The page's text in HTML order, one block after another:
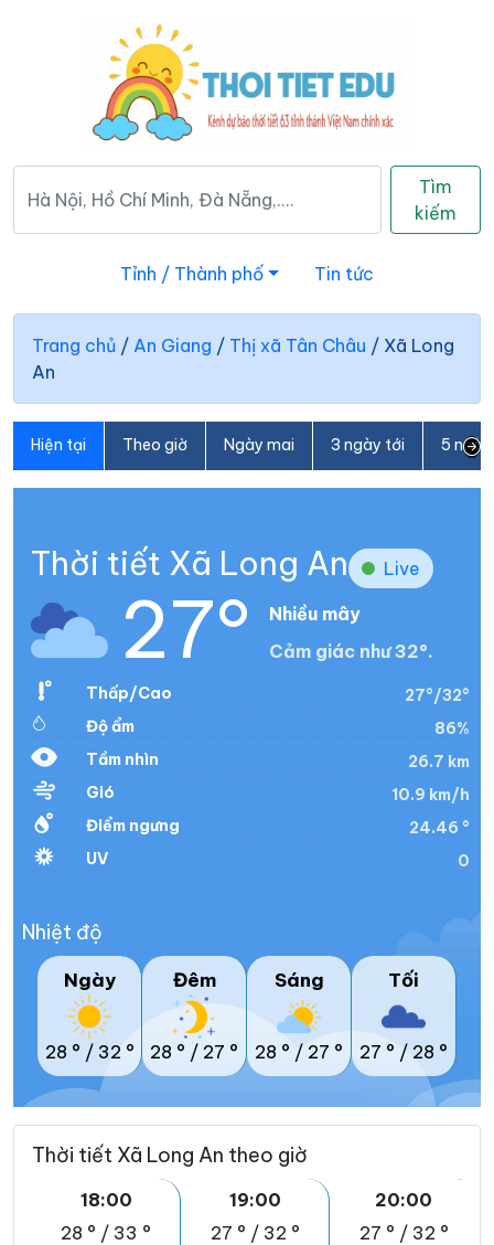
Tìm
kiếm
Tỉnh / Thành phố Tin tức
Trang chủ / An Giang / Thị xã Tân Châu / Xã Long
An
Hiện tại Theo giờ Ngày mai 3 ngày tới 5
Thời tiết Xã Long An Live
27°
Nhiều mây
Cảm giác như 32°.
Thấp/Cao
27°/32°
Độ ẩm
86%
Tầm nhìn
26.7 km
Gió
10.9 km/h
Điểm ngưng
24.46 °
UV
0
Nhiệt độ
Ngày
28 ° / 32 °
Đêm
28 ° / 27 °
Sáng
28 ° / 27 °
Tối
27 ° / 28 °
Thời tiết Xã Long An theo giờ
18:00
28 ° / 33 °
19:00
27 ° / 32 °
20:00
27 ° / 32 °